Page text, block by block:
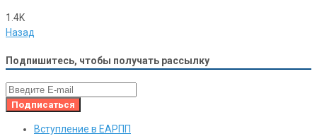
1.4K
Назад
Подпишитесь, чтобы получать рассылку
Вступление в ЕАРПП